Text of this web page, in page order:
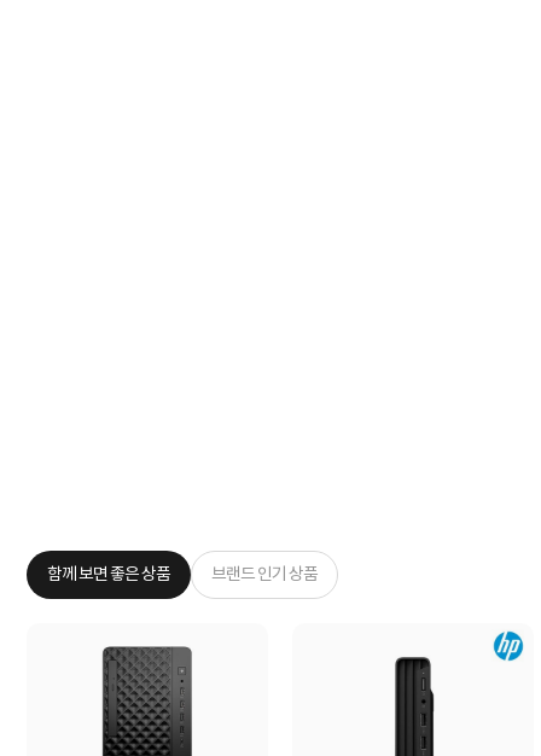
함께 보면 좋은 상품 브랜드 인기 상품